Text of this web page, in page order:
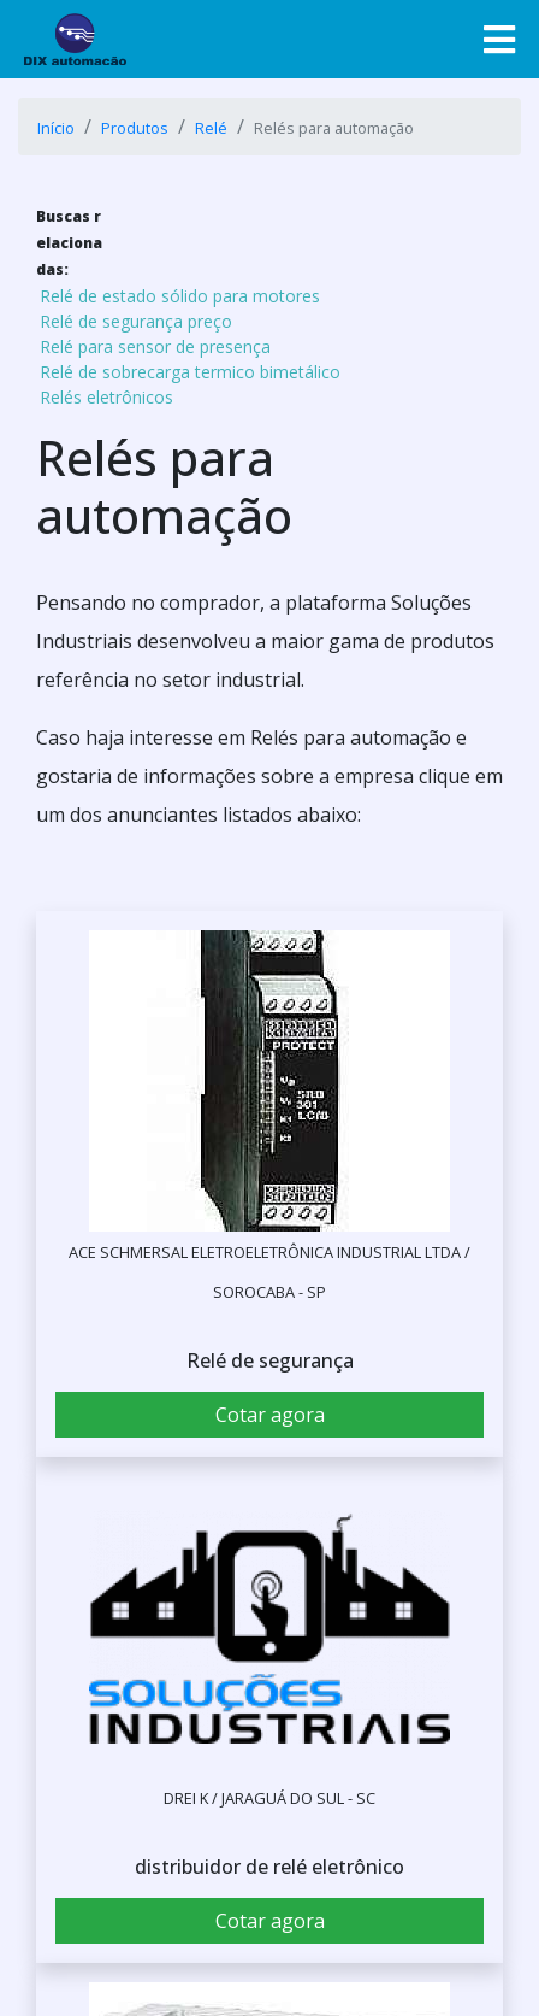
Início Produtos Relé Relés para automação
Buscas r
elaciona
das:
Relé de estado sólido para motores
Relé de segurança preço
Relé para sensor de presença
Relé de sobrecarga termico bimetálico
Relés eletrônicos
Relés para
automação
Pensando no comprador, a plataforma Soluções
Industriais desenvolveu a maior gama de produtos
referência no setor industrial.
Caso haja interesse em Relés para automação e
gostaria de informações sobre a empresa clique em
um dos anunciantes listados abaixo:
ACE SCHMERSAL ELETROELETRÔNICA INDUSTRIAL LTDA /
SOROCABA - SP
Relé de segurança
Cotar agora
DREI K / JARAGUÁ DO SUL - SC
distribuidor de relé eletrônico
Cotar agora